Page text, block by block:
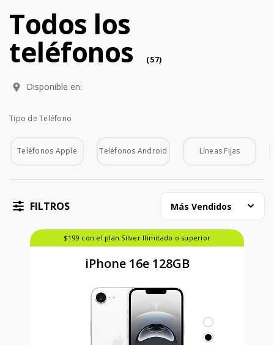
Todos los teléfonos (57 phone )
Todos los
teléfonos (57)
Disponible en:
Tipo de Teléfono
Teléfonos Apple Teléfonos Android Líneas Fijas
FILTROS Más Vendidos
$199 con el plan Silver Ilimitado o superior
iPhone 16e 128GB